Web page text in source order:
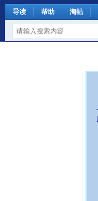
导读 帮助 淘帖